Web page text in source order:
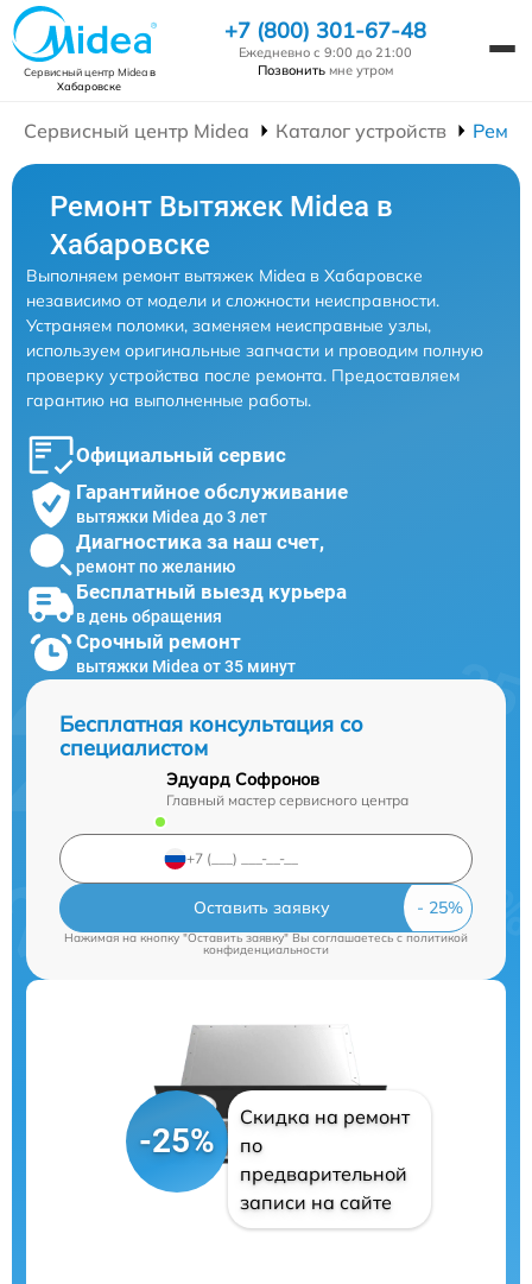
Сервисный центр Mideaв
Хабаровске
+7 (800) 301-67-48
Ежедневно с 9:00 до 21:00
Позвонить мне утром
Сервисный центр Midea Каталог устройств
Ремонт Вытяжек Midea в
Хабаровске
Выполняем ремонт вытяжек Midea в Хабаровске
независимо от модели и сложности неисправности.
Устраняем поломки, заменяем неисправные узлы,
используем оригинальные запчасти и проводим полную
проверку устройства после ремонта. Предоставляем
гарантию на выполненные работы.
Официальный сервис
Гарантийное обслуживание
вытяжки Midea до 3 лет
Диагностика за наш счет,
ремонт по желанию
Бесплатный выезд курьера
в день обращения
Срочный ремонт
вытяжки Midea от 35 минут
Бесплатная консультация со
специалистом
Эдуард Софронов
Главный мастер сервисного центра
Оставить заявку
Нажимая на кнопку "Оставить заявку" Вы соглашаетесь cполитикой
конфиденциальности
-25%
Скидка на ремонт
по
предварительной
записи на сайте